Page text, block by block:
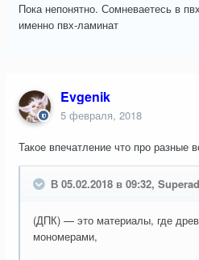
Пока непонятно. Сомневаетесь в
именно пвх-ламинат
Evgenik
5 февраля, 2018
Такое впечатление что про разные
В 05.02.2018 в 09:32,
(ДПК) — это материалы, где
мономерами,